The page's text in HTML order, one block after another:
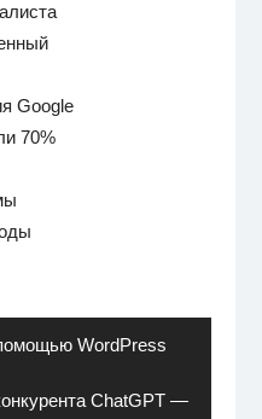
Google
70%
WordPress
ChatGPT —